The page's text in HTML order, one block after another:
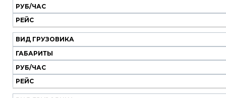
РУБ/ЧАС
РЕЙС
ВИД ГРУЗОВИКА
ГАБАРИТЫ
РУБ/ЧАС
РЕЙС